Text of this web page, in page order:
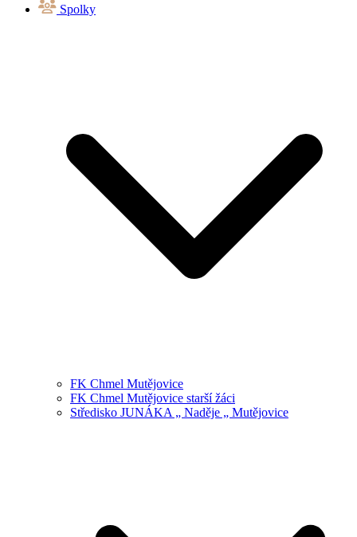
Spolky
FK Chmel Mutějovice
FK Chmel Mutějovice starší žáci
Středisko JUNÁKA „ Naděje „ Mutějovice